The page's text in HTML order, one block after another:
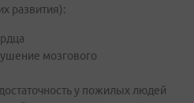
развития):
мозгового
у пожилых людей